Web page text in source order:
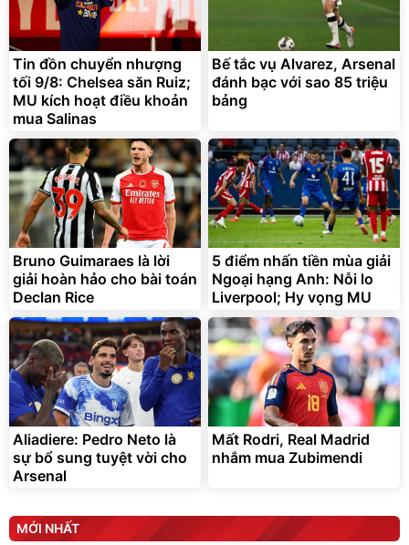
Bạt phủ xe ô tô cao cấp,
tráng nhôm 03 lớp
392.000đ
325.000 đ
Đã bán nhiều
Xe đạp điện trợ lực G-
Force C14 gấp gọn bỏ cốp
tiện lợi
9.900.000đ
7.092.000đ
Đang xem nhiều
G-FORCE VIETNA
Tin đồn chuyển nhượng
tối 9/8: Chelsea săn Ruiz;
MU kích hoạt điều khoản
mua Salinas
Bế tắc vụ Alvarez, Arsenal
đánh bạc với sao 85 triệu
bảng
Bruno Guimaraes là lời
giải hoàn hảo cho bài toán
Declan Rice
5 điểm nhấn tiền mùa giải
Ngoại hạng Anh: Nỗi lo
Liverpool; Hy vọng MU
Aliadiere: Pedro Neto là
sự bổ sung tuyệt vời cho
Arsenal
Mất Rodri, Real Madrid
nhắm mua Zubimendi
MỚI NHẤT